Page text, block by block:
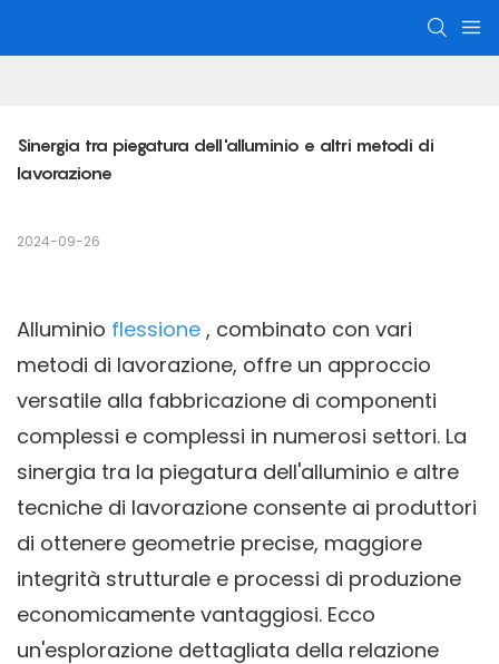
Sinergia tra piegatura dell'alluminio e altri metodi di
lavorazione
2024-09-26
Alluminio flessione , combinato con vari
metodi di lavorazione, offre un approccio
versatile alla fabbricazione di componenti
complessi e complessi in numerosi settori. La
sinergia tra la piegatura dell'alluminio e altre
tecniche di lavorazione consente ai produttori
di ottenere geometrie precise, maggiore
integrità strutturale e processi di produzione
economicamente vantaggiosi. Ecco
un'esplorazione dettagliata della relazione